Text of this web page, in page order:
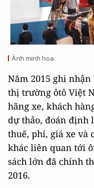
Ảnh minh họa
Năm 2015 ghi
thị trường ôtô Việt
hãng xe, khách
dự thảo, đoán định
thuế, phí, giá xe và
khác liên quan tới
sách lớn đã chính
2016.